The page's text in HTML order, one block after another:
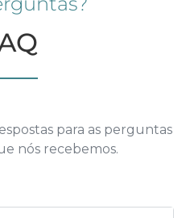
para as perguntas
nós recebemos.